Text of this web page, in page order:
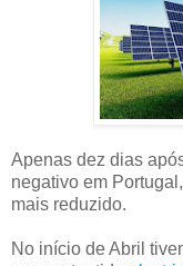
Apenas dez dias
negativo em
mais reduzido.
No início de Abril